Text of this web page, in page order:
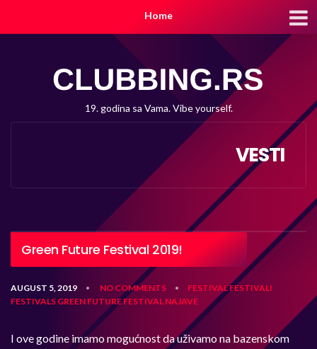
Home
19. godina sa Vama. Vibe yourself.
VESTI
Green Future Festival 2019!
AUGUST 5, 2019 • NO COMMENTS • FESTIVALFESTIVALI
FESTIVALS GREEN FUTURE FESTIVAL NAJAVE
I ove godine imamo mogućnost da uživamo na bazenskom